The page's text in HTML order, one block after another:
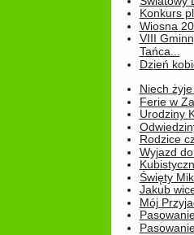
Konkurs
Wiosna
VIII
Tańca...
Dzień
Niech
Ferie w
Urodziny
Rodzice
Wyjazd
Święty
Jakub
Mój